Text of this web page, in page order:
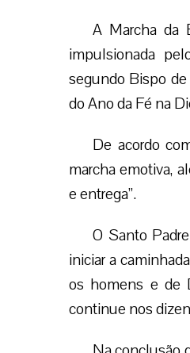
A Marcha da
impulsionada
segundo Bispo
do Ano da Fé na
De acordo
marcha emotiva,
e entrega”.
O Santo
iniciar a
os homens e de
continue nos